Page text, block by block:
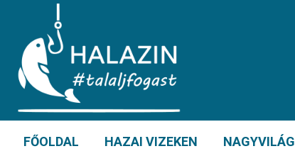
FŐOLDAL HAZAI VIZEKEN NAGYVILÁG